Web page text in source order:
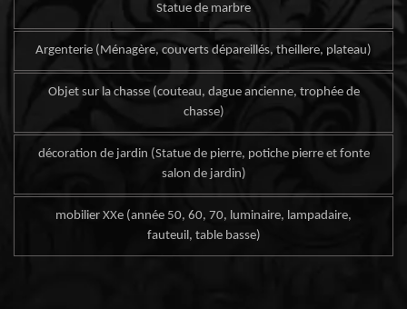
Statue de marbre
Argenterie (Ménagère, couverts dépareillés, theillere, plateau)
Objet sur la chasse (couteau, dague ancienne, trophée de
chasse)
décoration de jardin (Statue de pierre, potiche pierre et fonte
salon de jardin)
mobilier XXe (année 50, 60, 70, luminaire, lampadaire,
fauteuil, table basse)